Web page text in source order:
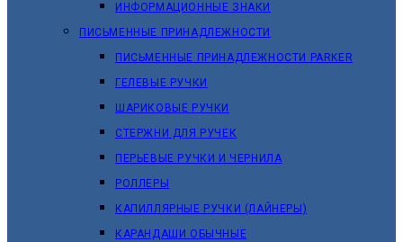
ИНФОРМАЦИОННЫЕ ЗНАКИ
ПИСЬМЕННЫЕ ПРИНАДЛЕЖНОСТИ
ПИСЬМЕННЫЕ ПРИНАДЛЕЖНОСТИ PARKER
ГЕЛЕВЫЕ РУЧКИ
ШАРИКОВЫЕ РУЧКИ
СТЕРЖНИ ДЛЯ РУЧЕК
ПЕРЬЕВЫЕ РУЧКИ И ЧЕРНИЛА
РОЛЛЕРЫ
КАПИЛЛЯРНЫЕ РУЧКИ (ЛАЙНЕРЫ)
КАРАНДАШИ ОБЫЧНЫЕ